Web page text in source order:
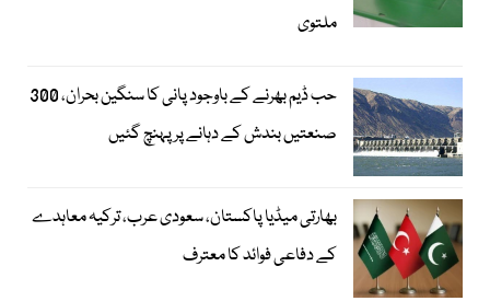
ملتوی
حب ڈیم بھرنے کے باوجود پانی کا سنگین بحران، 300
صنعتیں بندش کے دہانے پر پہنچ گئیں
بھارتی میڈیا پاکستان، سعودی عرب، ترکیہ معاہدے
کے دفاعی فوائد کا معترف